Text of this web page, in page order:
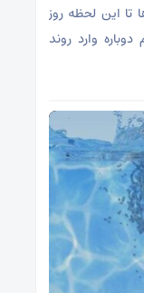
تا این لحظه روز
وارد روند